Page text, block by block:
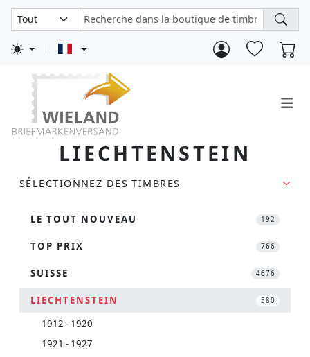
LIECHTENSTEIN
SÉLECTIONNEZ DES TIMBRES
LE TOUT NOUVEAU 192
TOP PRIX 766
SUISSE 4676
LIECHTENSTEIN 580
1912 - 1920
1921 - 1927